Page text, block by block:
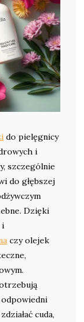
do pielęgnicy
i
szczególnie
do głębszej
Dzięki
i
czy olejek
odpowiedni
cuda,